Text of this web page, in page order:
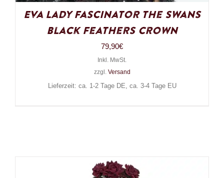
Eva Lady Fascinator The Swans
Black Feathers Crown
79,90€
Inkl. MwSt.
zzgl. Versand
Lieferzeit: ca. 1-2 Tage DE, ca. 3-4 Tage EU